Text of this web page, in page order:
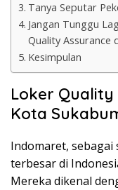
Tanya Seputar
Jangan Tunggu
Quality Assurance
Kesimpulan
Loker
Kota
Indomaret,
terbesar di
Mereka dikenal